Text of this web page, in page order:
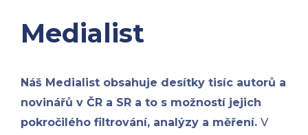
Medialist
Náš Medialist obsahuje desítky tisíc autorů a
novinářů v ČR a SR a to s možností jejich
pokročilého filtrování, analýzy a měření. V